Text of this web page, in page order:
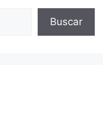
Buscar